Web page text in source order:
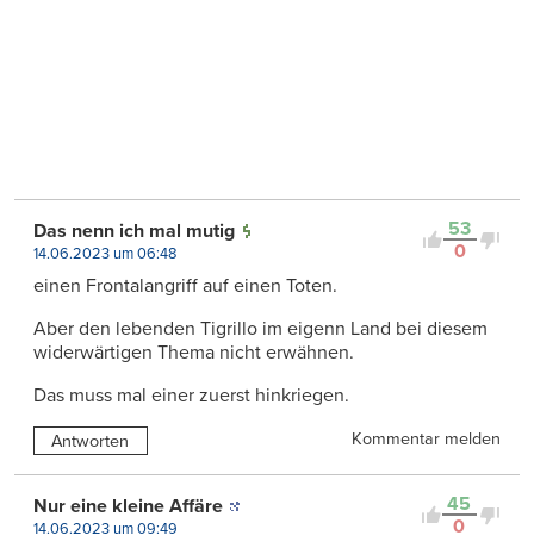
53
0
Das nenn ich mal mutig
14.06.2023 um 06:48
einen Frontalangriff auf einen Toten.
Aber den lebenden Tigrillo im eigenn Land bei diesem
widerwärtigen Thema nicht erwähnen.
Das muss mal einer zuerst hinkriegen.
Antworten Kommentar melden
45
0
Nur eine kleine Affäre
14.06.2023 um 09:49